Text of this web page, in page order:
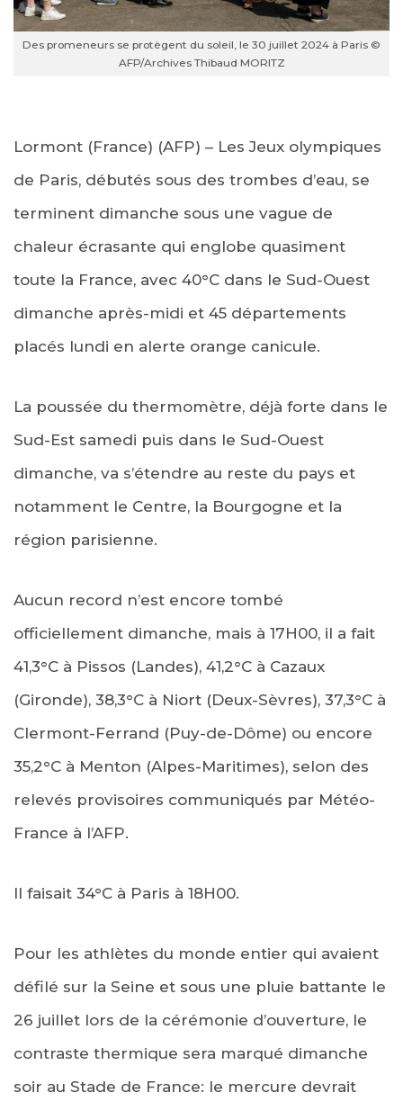
Des promeneurs se protègent du soleil, le 30 juillet 2024 à Paris ©
AFP/Archives Thibaud MORITZ
Lormont (France) (AFP) – Les Jeux olympiques
de Paris, débutés sous des trombes d’eau, se
terminent dimanche sous une vague de
chaleur écrasante qui englobe quasiment
toute la France, avec 40°C dans le Sud-Ouest
dimanche après-midi et 45 départements
placés lundi en alerte orange canicule.
La poussée du thermomètre, déjà forte dans le
Sud-Est samedi puis dans le Sud-Ouest
dimanche, va s’étendre au reste du pays et
notamment le Centre, la Bourgogne et la
région parisienne.
Aucun record n’est encore tombé
officiellement dimanche, mais à 17H00, il a fait
41,3°C à Pissos (Landes), 41,2°C à Cazaux
(Gironde), 38,3°C à Niort (Deux-Sèvres), 37,3°C à
Clermont-Ferrand (Puy-de-Dôme) ou encore
35,2°C à Menton (Alpes-Maritimes), selon des
relevés provisoires communiqués par Météo-
France à l’AFP.
Il faisait 34°C à Paris à 18H00.
Pour les athlètes du monde entier qui avaient
défilé sur la Seine et sous une pluie battante le
26 juillet lors de la cérémonie d’ouverture, le
contraste thermique sera marqué dimanche
soir au Stade de France: le mercure devrait